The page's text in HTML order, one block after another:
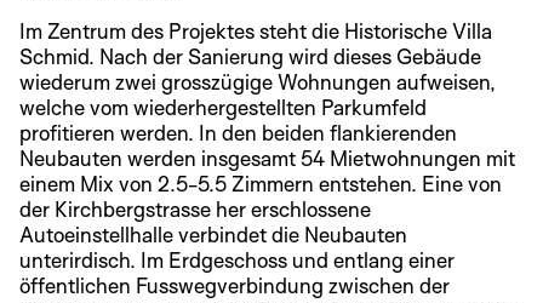
Im Zentrum des Projektes steht die Historische Villa
Schmid. Nach der Sanierung wird dieses Gebäude
wiederum zwei grosszügige Wohnungen aufweisen,
welche vom wiederhergestellten Parkumfeld
profitieren werden. In den beiden flankierenden
Neubauten werden insgesamt 54 Mietwohnungen mit
einem Mix von 2.5-5.5 Zimmern entstehen. Eine von
der Kirchbergstrasse her erschlossene
Autoeinstellhalle verbindet die Neubauten
unterirdisch. Im Erdgeschoss und entlang einer
öffentlichen Fusswegverbindung zwischen der